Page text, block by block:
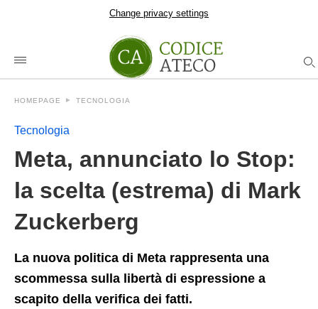
Change privacy settings
HOMEPAGE TECNOLOGIA
Tecnologia
Meta, annunciato lo Stop:
la scelta (estrema) di Mark
Zuckerberg
La nuova politica di Meta rappresenta una
scommessa sulla libertà di espressione a
scapito della verifica dei fatti.